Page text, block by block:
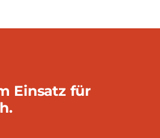
Einsatz für